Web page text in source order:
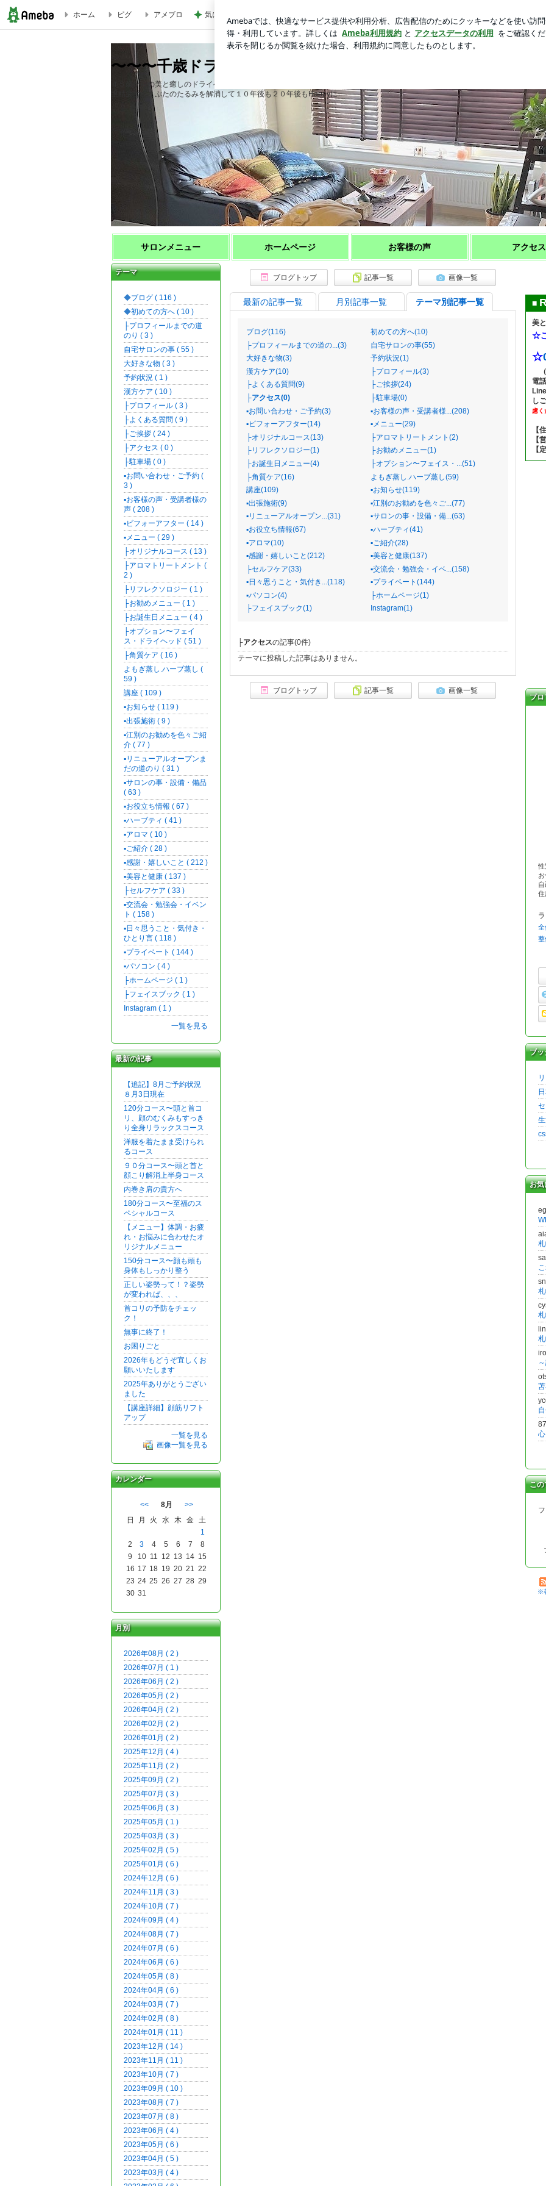
ブログ｜〜〜〜千歳ドライヘッド 頭皮からココロとカラダと脳をHappyに
ホーム ピグ アメブロ 気になっていたコメダの食玩を発見
〜〜〜千歳ドライヘッド 頭皮からココロとカラダと脳を
４５歳からの美と癒しのドライヘッド&小顔
眼精疲労、まぶたのたるみを解消して１０年後も２０年後もHappyに
ブログトップ 記事一覧 画像一覧
最新の記事一覧 月別記事一覧 テーマ別記事一覧
ブログ(116)
初めての方へ(10)
├プロフィールまでの道の...(3)
自宅サロンの事(55)
大好きな物(3)
予約状況(1)
漢方ケア(10)
├プロフィール(3)
├よくある質問(9)
├ご挨拶(24)
├アクセス(0)
├駐車場(0)
▪️お問い合わせ・ご予約(3)
▪️お客様の声・受講者様...(208)
▪️ビフォーアフター(14)
▪️メニュー(29)
├オリジナルコース(13)
├アロマトリートメント(2)
├リフレクソロジー(1)
├お勧めメニュー(1)
├お誕生日メニュー(4)
├オプション〜フェイス・...(51)
├角質ケア(16)
よもぎ蒸し.ハーブ蒸し(59)
講座(109)
▪️お知らせ(119)
▪️出張施術(9)
▪️江別のお勧めを色々ご...(77)
▪️リニューアルオープン...(31)
▪️サロンの事・設備・備...(63)
▪️お役立ち情報(67)
▪️ハーブティ(41)
▪️アロマ(10)
▪️ご紹介(28)
▪️感謝・嬉しいこと(212)
▪️美容と健康(137)
├セルフケア(33)
▪️交流会・勉強会・イベ...(158)
▪️日々思うこと・気付き...(118)
▪️プライベート(144)
▪️パソコン(4)
├ホームページ(1)
├フェイスブック(1)
Instagram(1)
├アクセスの記事(0件)
テーマに投稿した記事はありません。
ブログトップ 記事一覧 画像一覧
サロンメニュー ホームページ お客様の声 アクセス
■
美
☆
☆
電
し
慮く
【
【
【
プロ
性
住
全
整
ブッ
お気
この
※
テーマ
ブログ ( 116 )
初めての方へ ( 10 )
├プロフィールまでの道
のり ( 3 )
自宅サロンの事 ( 55 )
大好きな物 ( 3 )
予約状況 ( 1 )
漢方ケア ( 10 )
├プロフィール ( 3 )
├よくある質問 ( 9 )
├ご挨拶 ( 24 )
├アクセス ( 0 )
├駐車場 ( 0 )
▪️お問い合わせ・ご予約 (
3 )
▪️お客様の声・受講者様の
声 ( 208 )
▪️ビフォーアフター ( 14 )
▪️メニュー ( 29 )
├オリジナルコース ( 13 )
├アロマトリートメント (
2 )
├リフレクソロジー ( 1 )
├お勧めメニュー ( 1 )
├お誕生日メニュー ( 4 )
├オプション〜フェイ
ス・ドライヘッド ( 51 )
├角質ケア ( 16 )
よもぎ蒸し.ハーブ蒸し (
59 )
講座 ( 109 )
▪️お知らせ ( 119 )
▪️出張施術 ( 9 )
▪️江別のお勧めを色々ご紹
介 ( 77 )
▪️リニューアルオープンま
だの道のり ( 31 )
▪️サロンの事・設備・備品
( 63 )
▪️お役立ち情報 ( 67 )
▪️ハーブティ ( 41 )
▪️アロマ ( 10 )
▪️ご紹介 ( 28 )
▪️感謝・嬉しいこと ( 212 )
▪️美容と健康 ( 137 )
├セルフケア ( 33 )
▪️交流会・勉強会・イベン
ト ( 158 )
▪️日々思うこと・気付き・
ひとり言 ( 118 )
▪️プライベート ( 144 )
▪️パソコン ( 4 )
├ホームページ ( 1 )
├フェイスブック ( 1 )
Instagram ( 1 )
一覧を見る
最新の記事
【追記】8月ご予約状況
８月3日現在
120分コース〜頭と首コ
リ、顔のむくみもすっき
り全身リラックスコース
洋服を着たまま受けられ
るコース
９０分コース〜頭と首と
顔こり解消上半身コース
内巻き肩の貴方へ
180分コース〜至福のス
ペシャルコース
【メニュー】体調・お疲
れ・お悩みに合わせたオ
リジナルメニュー
150分コース〜顔も頭も
身体もしっかり整う
正しい姿勢って！？姿勢
が変われば、、、
首コリの予防をチェッ
ク！
無事に終了！
お困りごと
2026年もどうぞ宜しくお
願いいたします
2025年ありがとうござい
ました
【講座詳細】顔筋リフト
アップ
一覧を見る
画像一覧を見る
カレンダー
<< 8月
>>
日
月 火 水 木 金 土
1
2
3 4 5 6 7
8
9
10 11 12 13 14 15
16 17 18 19 20 21 22
23 24 25 26 27 28 29
30 31
月別
2026年08月 ( 2 )
2026年07月 ( 1 )
2026年06月 ( 2 )
2026年05月 ( 2 )
2026年04月 ( 2 )
2026年02月 ( 2 )
2026年01月 ( 2 )
2025年12月 ( 4 )
2025年11月 ( 2 )
2025年09月 ( 2 )
2025年07月 ( 3 )
2025年06月 ( 3 )
2025年05月 ( 1 )
2025年03月 ( 3 )
2025年02月 ( 5 )
2025年01月 ( 6 )
2024年12月 ( 6 )
2024年11月 ( 3 )
2024年10月 ( 7 )
2024年09月 ( 4 )
2024年08月 ( 7 )
2024年07月 ( 6 )
2024年06月 ( 6 )
2024年05月 ( 8 )
2024年04月 ( 6 )
2024年03月 ( 7 )
2024年02月 ( 8 )
2024年01月 ( 11 )
2023年12月 ( 14 )
2023年11月 ( 11 )
2023年10月 ( 7 )
2023年09月 ( 10 )
2023年08月 ( 7 )
2023年07月 ( 8 )
2023年06月 ( 4 )
2023年05月 ( 6 )
2023年04月 ( 5 )
2023年03月 ( 4 )